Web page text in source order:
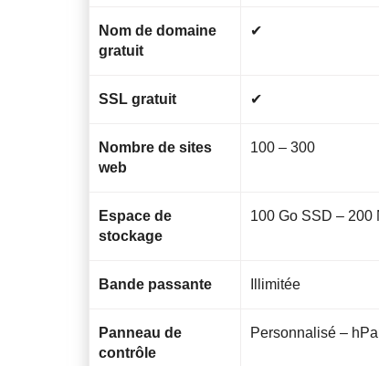
Nom de domaine
gratuit
✔
SSL gratuit ✔
Nombre de sites
web
100 – 300
Espace de
stockage
100 Go SSD – 200
Bande passante Illimitée
Panneau de
contrôle
Personnalisé –